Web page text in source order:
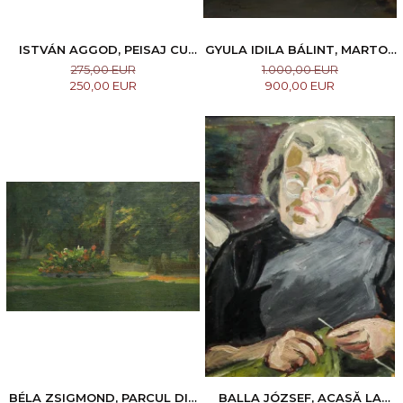
ISTVÁN AGGOD, PEISAJ CU
DEALURI
275,00 EUR
250,00 EUR
GYULA IDILA BÁLINT, MARTOR
INVOLUNTAR, 1925
1.000,00 EUR
900,00 EUR
BÉLA ZSIGMOND, PARCUL DIN BALLA JÓZSEF, ACASĂ LA